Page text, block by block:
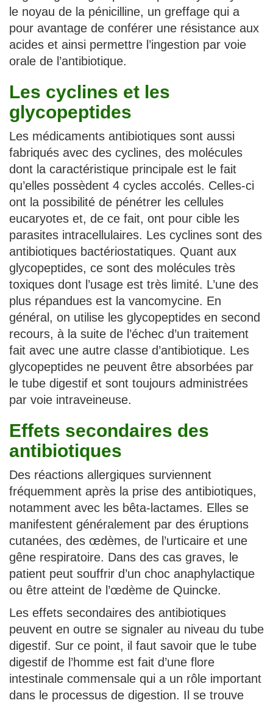
le noyau de la pénicilline, un greffage qui a
pour avantage de conférer une résistance aux
acides et ainsi permettre l’ingestion par voie
orale de l’antibiotique.
Les cyclines et les
glycopeptides
Les médicaments antibiotiques sont aussi
fabriqués avec des cyclines, des molécules
dont la caractéristique principale est le fait
qu’elles possèdent 4 cycles accolés. Celles-ci
ont la possibilité de pénétrer les cellules
eucaryotes et, de ce fait, ont pour cible les
parasites intracellulaires. Les cyclines sont des
antibiotiques bactériostatiques. Quant aux
glycopeptides, ce sont des molécules très
toxiques dont l’usage est très limité. L’une des
plus répandues est la vancomycine. En
général, on utilise les glycopeptides en second
recours, à la suite de l’échec d’un traitement
fait avec une autre classe d’antibiotique. Les
glycopeptides ne peuvent être absorbées par
le tube digestif et sont toujours administrées
par voie intraveineuse.
Effets secondaires des
antibiotiques
Des réactions allergiques surviennent
fréquemment après la prise des antibiotiques,
notamment avec les bêta-lactames. Elles se
manifestent généralement par des éruptions
cutanées, des œdèmes, de l’urticaire et une
gêne respiratoire. Dans des cas graves, le
patient peut souffrir d’un choc anaphylactique
ou être atteint de l’œdème de Quincke.
Les effets secondaires des antibiotiques
peuvent en outre se signaler au niveau du tube
digestif. Sur ce point, il faut savoir que le tube
digestif de l’homme est fait d’une flore
intestinale commensale qui a un rôle important
dans le processus de digestion. Il se trouve